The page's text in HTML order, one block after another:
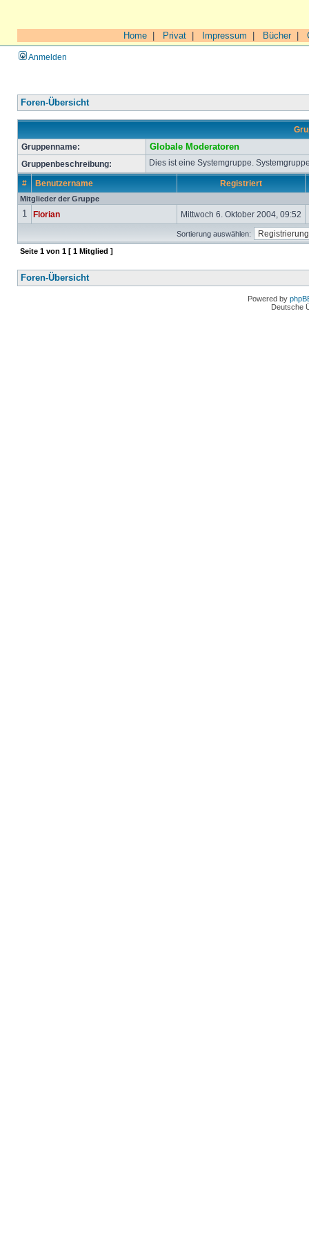
Home Privat Impressum Bücher|
Anmelden
Foren-Übersicht
Gruppenname:
Globale Moderatoren
Gruppenbeschreibung: Dies ist eine Systemgruppe.
# Benutzername Registriert
Mitglieder der Gruppe
1 Florian Mittwoch 6. Oktober 2004, 09:52
Sortierung auswählen:
Seite 1 von 1 [ 1 Mitglied ]
Foren-Übersicht
Powered by
Deutsche